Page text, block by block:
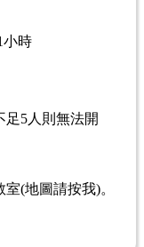
小時
足5人則無法開
室(地圖請按我)。